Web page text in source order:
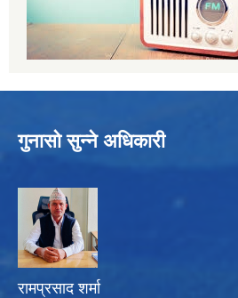
गुनासो सुन्ने अधिकारी
रामप्रसाद शर्मा